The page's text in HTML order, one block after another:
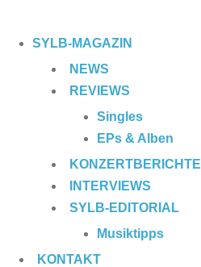
SYLB-MAGAZIN
NEWS
REVIEWS
Singles
EPs & Alben
KONZERTBERICHTE
INTERVIEWS
SYLB-EDITORIAL
Musiktipps
KONTAKT